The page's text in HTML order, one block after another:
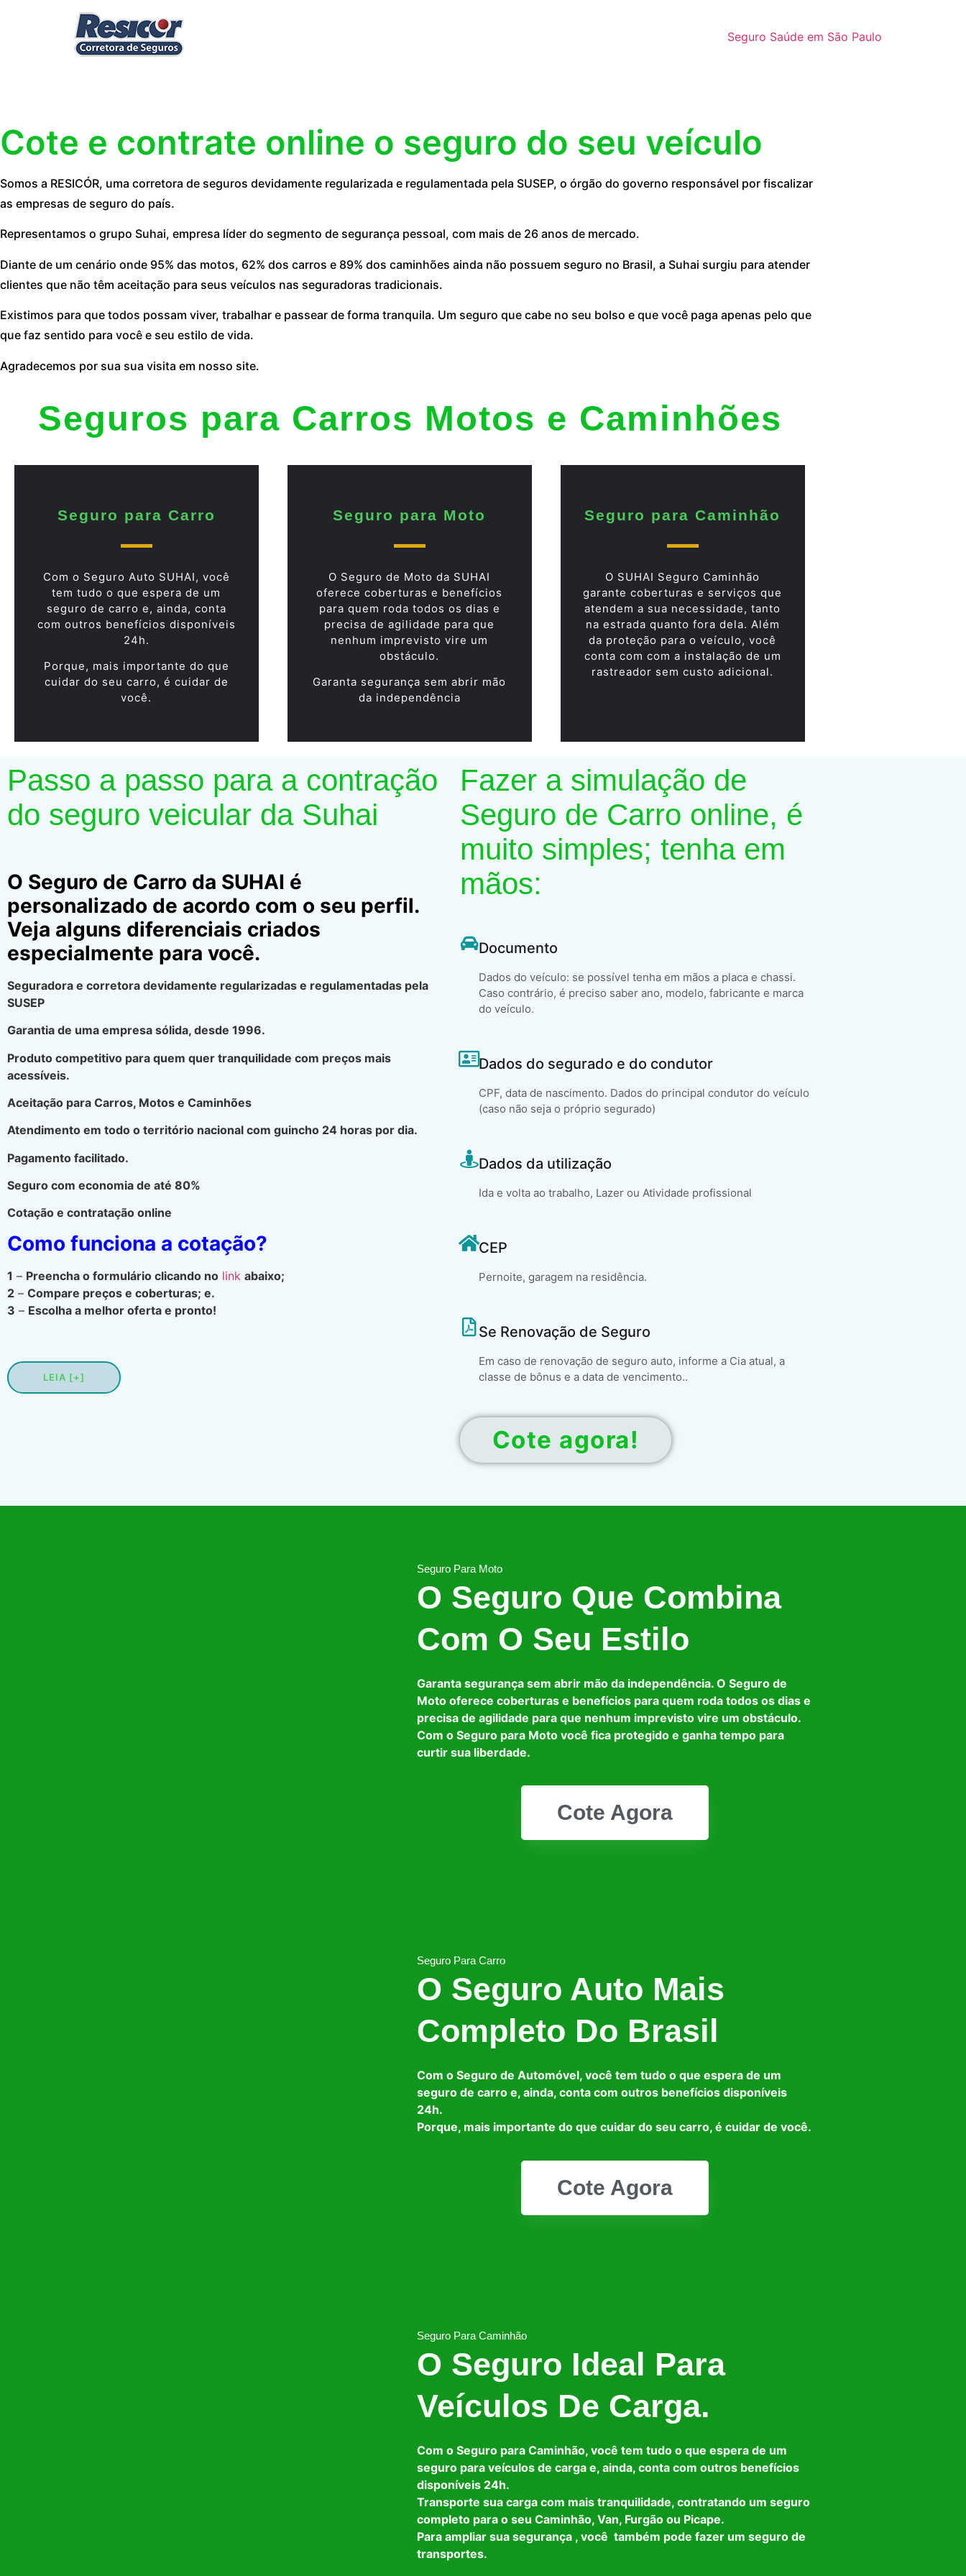
Seguro Saúde em São Paulo
Cote e contrate online o seguro do seu veículo
Somos a RESICÓR, uma corretora de seguros devidamente regularizada e regulamentada pela SUSEP, o órgão do governo responsável por fiscalizar
as empresas de seguro do país.
Representamos o grupo Suhai, empresa líder do segmento de segurança pessoal, com mais de 26 anos de mercado.
Diante de um cenário onde 95% das motos, 62% dos carros e 89% dos caminhões ainda não possuem seguro no Brasil, a Suhai surgiu para atender
clientes que não têm aceitação para seus veículos nas seguradoras tradicionais.
Existimos para que todos possam viver, trabalhar e passear de forma tranquila. Um seguro que cabe no seu bolso e que você paga apenas pelo que
que faz sentido para você e seu estilo de vida.
Agradecemos por sua sua visita em nosso site.
Seguros para Carros Motos e Caminhões
Seguro para Carro
Com o Seguro Auto SUHAI, você
tem tudo o que espera de um
seguro de carro e, ainda, conta
com outros benefícios disponíveis
24h.
Porque, mais importante do que
cuidar do seu carro, é cuidar de
você.
Seguro para Moto
O Seguro de Moto da SUHAI
oferece coberturas e benefícios
para quem roda todos os dias e
precisa de agilidade para que
nenhum imprevisto vire um
obstáculo.
Garanta segurança sem abrir mão
da independência
Seguro para Caminhão
O SUHAI Seguro Caminhão
garante coberturas e serviços que
atendem a sua necessidade, tanto
na estrada quanto fora dela. Além
da proteção para o veículo, você
conta com com a instalação de um
rastreador sem custo adicional.
Passo a passo para a contração
do seguro veicular da Suhai
O Seguro de Carro da SUHAI é
personalizado de acordo com o seu perfil.
Veja alguns diferenciais criados
especialmente para você.
Seguradora e corretora devidamente regularizadas e regulamentadas pela
SUSEP
Garantia de uma empresa sólida, desde 1996.
Produto competitivo para quem quer tranquilidade com preços mais
acessíveis.
Aceitação para Carros, Motos e Caminhões
Atendimento em todo o território nacional com guincho 24 horas por dia.
Pagamento facilitado.
Seguro com economia de até 80%
Cotação e contratação online
Como funciona a cotação?
1 – Preencha o formulário clicando no link abaixo;
2 – Compare preços e coberturas; e.
3 – Escolha a melhor oferta e pronto!
LEIA [+]
Fazer a simulação de
Seguro de Carro online, é
muito simples; tenha em
mãos:
Documento
Dados do veículo: se possível tenha em mãos a placa e chassi.
Caso contrário, é preciso saber ano, modelo, fabricante e marca
do veículo.
Dados do segurado e do condutor
CPF, data de nascimento. Dados do principal condutor do veículo
(caso não seja o próprio segurado)
Dados da utilização
Ida e volta ao trabalho, Lazer ou Atividade profissional
CEP
Pernoite, garagem na residência.
Se Renovação de Seguro
Em caso de renovação de seguro auto, informe a Cia atual, a
classe de bônus e a data de vencimento..
Cote agora!
Seguro Para Moto
O Seguro Que Combina
Com O Seu Estilo
Garanta segurança sem abrir mão da independência. O Seguro de
Moto oferece coberturas e benefícios para quem roda todos os dias e
precisa de agilidade para que nenhum imprevisto vire um obstáculo.
Com o Seguro para Moto você fica protegido e ganha tempo para
curtir sua liberdade.
Cote Agora
Seguro Para Carro
O Seguro Auto Mais
Completo Do Brasil
Com o Seguro de Automóvel, você tem tudo o que espera de um
seguro de carro e, ainda, conta com outros benefícios disponíveis
24h.
Porque, mais importante do que cuidar do seu carro, é cuidar de você.
Cote Agora
Seguro Para Caminhão
O Seguro Ideal Para
Veículos De Carga.
Com o Seguro para Caminhão, você tem tudo o que espera de um
seguro para veículos de carga e, ainda, conta com outros benefícios
disponíveis 24h.
Transporte sua carga com mais tranquilidade, contratando um seguro
completo para o seu Caminhão, Van, Furgão ou Picape.
Para ampliar sua segurança , você também pode fazer um seguro de
transportes.